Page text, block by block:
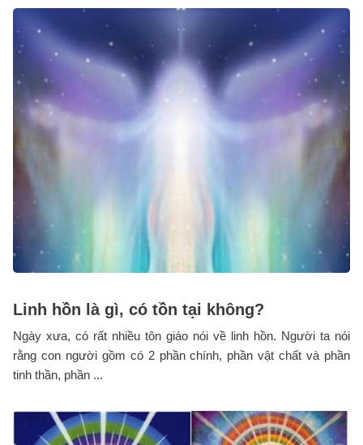
Linh hồn là gì, có tồn tại không?
Ngày xưa, có rất nhiều tôn giáo nói về linh hồn. Người ta nói
rằng con người gồm có 2 phần chính, phần vật chất và phần
tinh thần, phần ...